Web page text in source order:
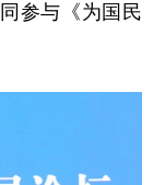
参与《为国民